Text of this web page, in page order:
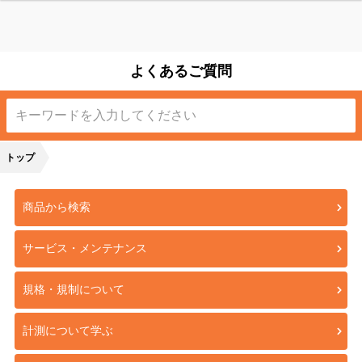
よくあるご質問
トップ
商品から検索
サービス・メンテナンス
規格・規制について
計測について学ぶ